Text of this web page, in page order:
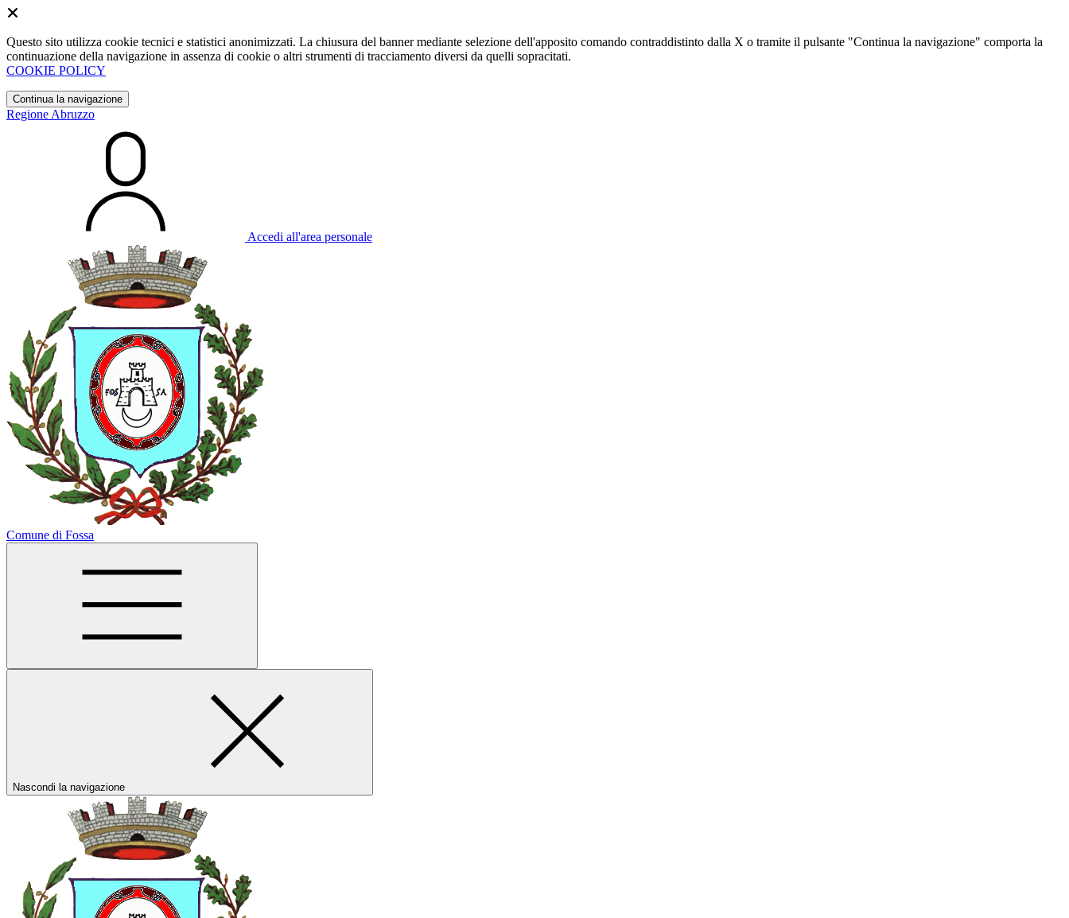
Questo sito utilizza cookie tecnici e statistici anonimizzati. La chiusura del banner mediante selezione dell'apposito comando contraddistinto dalla X o tramite il pulsante "Continua la navigazione" comporta la
continuazione della navigazione in assenza di cookie o altri strumenti di tracciamento diversi da quelli sopracitati.
COOKIE POLICY
Continua la navigazione
Regione Abruzzo
Accedi all'area personale
Comune di Fossa
Nascondi la navigazione